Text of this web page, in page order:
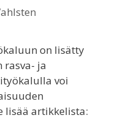
on lisätty
ja
voi
lisää artikkelista: